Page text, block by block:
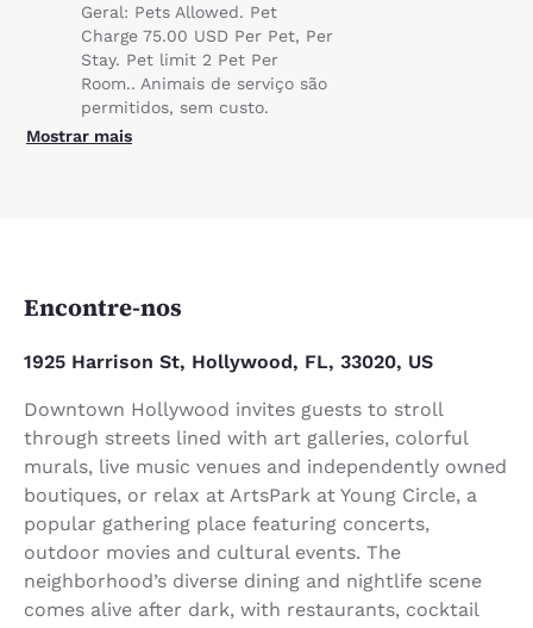
Geral: Pets Allowed. Pet
Charge 75.00 USD Per Pet, Per
Stay. Pet limit 2 Pet Per
Room.. Animais de serviço são
permitidos, sem custo.
Mostrar mais
Encontre-nos
1925 Harrison St, Hollywood, FL, 33020, US
Downtown Hollywood invites guests to stroll
through streets lined with art galleries, colorful
murals, live music venues and independently owned
boutiques, or relax at ArtsPark at Young Circle, a
popular gathering place featuring concerts,
outdoor movies and cultural events. The
neighborhood’s diverse dining and nightlife scene
comes alive after dark, with restaurants, cocktail